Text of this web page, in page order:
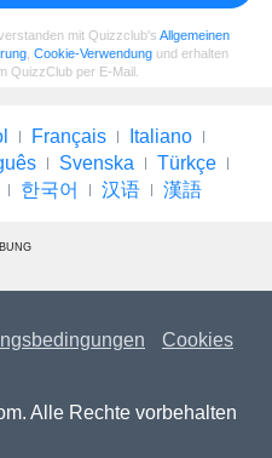
mit Quizzclub's Allgemeinen
Cookie-Verwendung und erhalten
QuizzClub per E-Mail.
Français
Italiano
Svenska
Türkçe
한국어 汉语 漢語
Cookies
Alle Rechte vorbehalten